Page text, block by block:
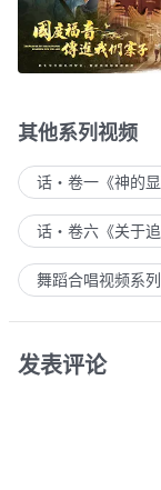
其他系列视频
话・卷一《神的
话・卷六《关于
舞蹈合唱视频系列
发表评论